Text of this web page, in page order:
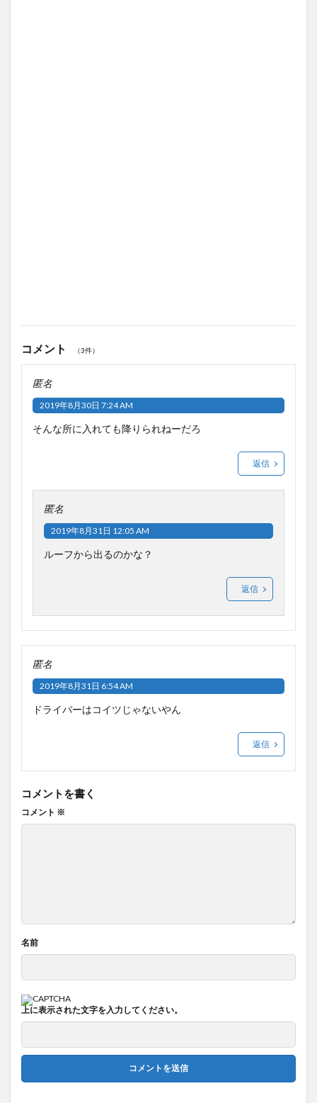
コメント （3件）
匿名
2019年8月30日 7:24 AM
そんな所に入れても降りられねーだろ
返信
匿名
2019年8月31日 12:05 AM
ルーフから出るのかな？
返信
匿名
2019年8月31日 6:54 AM
ドライバーはコイツじゃないやん
返信
コメントを書く
コメント ※
名前
上に表示された文字を入力してください。